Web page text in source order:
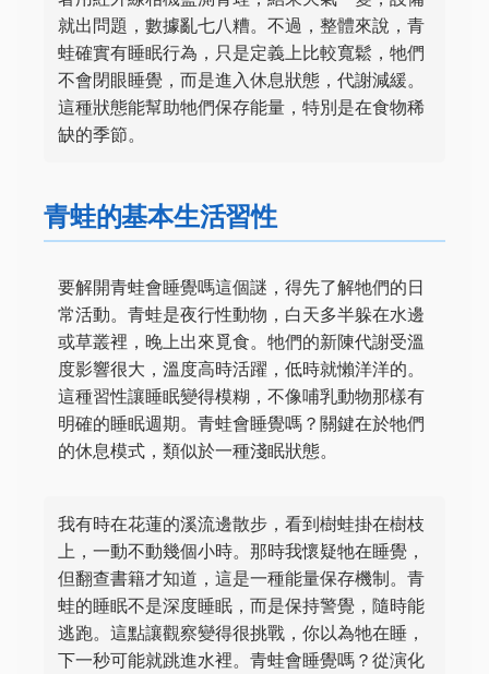
就出問題，數據亂七八糟。不過，整體來說，青
蛙確實有睡眠行為，只是定義上比較寬鬆，牠們
不會閉眼睡覺，而是進入休息狀態，代謝減緩。
這種狀態能幫助牠們保存能量，特別是在食物稀
缺的季節。
青蛙的基本生活習性
要解開青蛙會睡覺嗎這個謎，得先了解牠們的日
常活動。青蛙是夜行性動物，白天多半躲在水邊
或草叢裡，晚上出來覓食。牠們的新陳代謝受溫
度影響很大，溫度高時活躍，低時就懶洋洋的。
這種習性讓睡眠變得模糊，不像哺乳動物那樣有
明確的睡眠週期。青蛙會睡覺嗎？關鍵在於牠們
的休息模式，類似於一種淺眠狀態。
我有時在花蓮的溪流邊散步，看到樹蛙掛在樹枝
上，一動不動幾個小時。那時我懷疑牠在睡覺，
但翻查書籍才知道，這是一種能量保存機制。青
蛙的睡眠不是深度睡眠，而是保持警覺，隨時能
逃跑。這點讓觀察變得很挑戰，你以為牠在睡，
下一秒可能就跳進水裡。青蛙會睡覺嗎？從演化